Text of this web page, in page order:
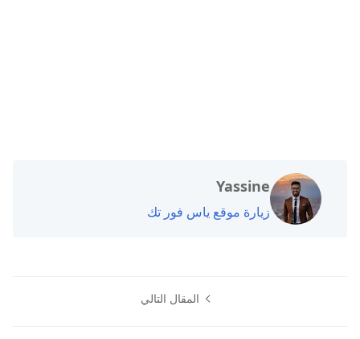
Yassine
زيارة موقع ياس فور تك
المقال التالي